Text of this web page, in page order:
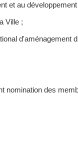
et au
Ville ;
d'aménagement
nomination des